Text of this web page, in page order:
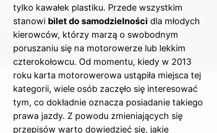
tylko kawałek plastiku. Przede wszystkim
stanowi bilet do samodzielności dla młodych
kierowców, którzy marzą o swobodnym
poruszaniu się na motorowerze lub lekkim
czterokołowcu. Od momentu, kiedy w 2013
roku karta motorowerowa ustąpiła miejsca tej
kategorii, wiele osób zaczęło się interesować
tym, co dokładnie oznacza posiadanie takiego
prawa jazdy. Z powodu zmieniających się
przepisów warto dowiedzieć się, jakie